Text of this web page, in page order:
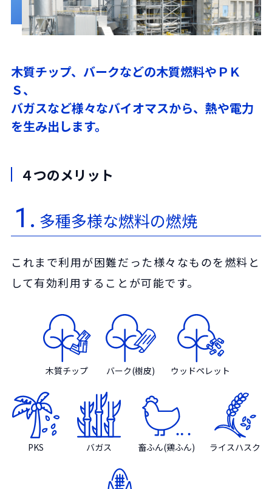
木質チップ、バークなどの木質燃料やＰＫ
Ｓ、
バガスなど様々なバイオマスから、熱や電力
を生み出します。
４つのメリット
1. 多種多様な燃料の燃焼
これまで利用が困難だった様々なものを燃料と
して有効利用することが可能です。
木質チップ バーク(樹皮) ウッドペレット
PKS バガス 畜ふん(鶏ふん) ライスハスク